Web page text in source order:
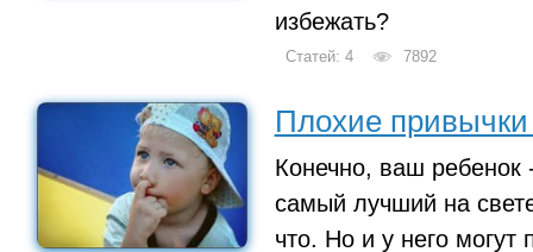
избежать?
Статей: 4 7892
Плохие привычки
Конечно, ваш
самый лучший на
что. Но и у него могут